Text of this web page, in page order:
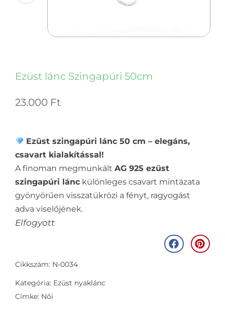
Ezüst lánc Szingapúri 50cm
23.000 Ft
Ezüst szingapúri lánc 50 cm – elegáns,
csavart kialakítással!
A finoman megmunkált AG 925 ezüst
szingapúri lánc különleges csavart mintázata
gyönyörűen visszatükrözi a fényt, ragyogást
adva viselőjének.
Elfogyott
Cikkszám: N-0034
Kategória: Ezüst nyaklánc
Címke: Női